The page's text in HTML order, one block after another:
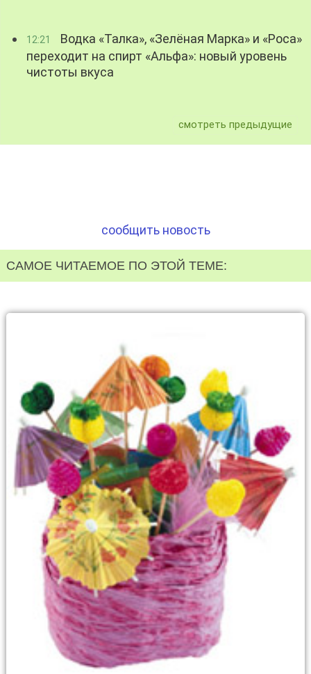
12:21
Водка «Талка», «Зелёная Марка» и «Роса»
переходит на спирт «Альфа»: новый уровень
чистоты вкуса
смотреть предыдущие
сообщить новость
САМОЕ ЧИТАЕМОЕ ПО ЭТОЙ ТЕМЕ: